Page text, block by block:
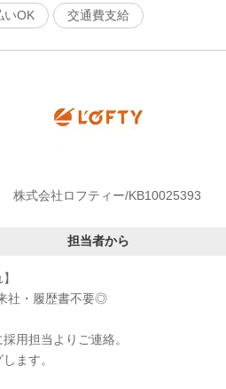
いOK 交通費支給
株式会社ロフティー/KB10025393
担当者から
社・履歴書不要◎
用担当よりご連絡。
ます。